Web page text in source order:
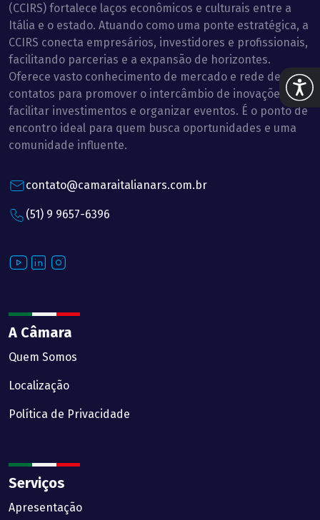
Abrir
(CCIRS) fortalece laços econômicos e culturais entre a
Itália e o estado. Atuando como uma ponte estratégica, a
CCIRS conecta empresários, investidores e profissionais,
facilitando parcerias e a expansão de horizontes.
Oferece vasto conhecimento de mercado e rede de
contatos para promover o intercâmbio de inovações,
facilitar investimentos e organizar eventos. É o ponto de
encontro ideal para quem busca oportunidades e uma
comunidade influente.
contato@camaraitalianars.com.br
(51) 9 9657-6396
YoutubeLinkedInInstagram
A Câmara
Quem Somos
Localização
Política de Privacidade
Serviços
Apresentação